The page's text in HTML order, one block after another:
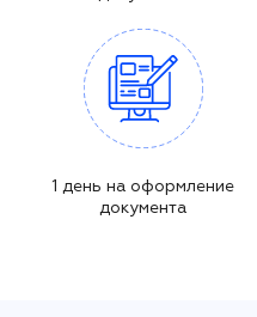
1 день на оформление
документа